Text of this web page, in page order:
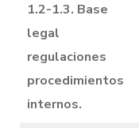
1.2-1.3. Base
legal
regulaciones
procedimientos
internos.